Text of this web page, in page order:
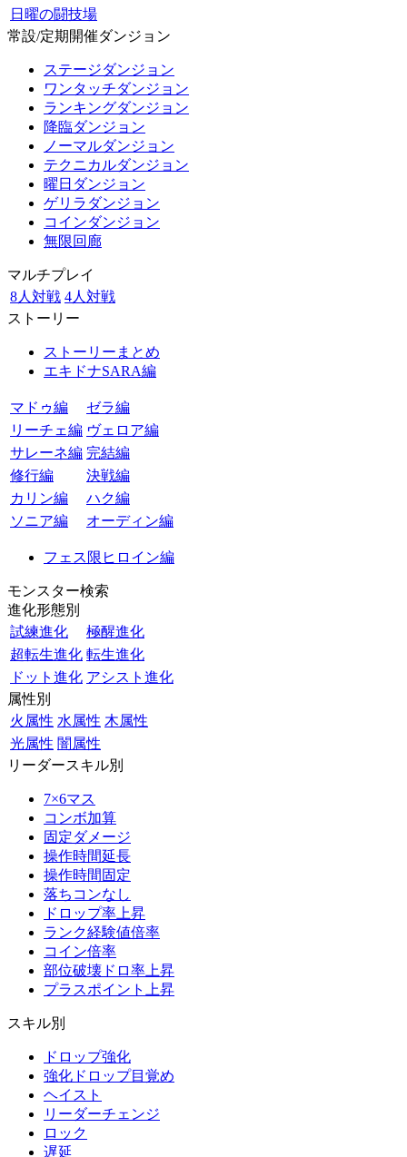
日曜の闘技場
常設/定期開催ダンジョン
ステージダンジョン
ワンタッチダンジョン
ランキングダンジョン
降臨ダンジョン
ノーマルダンジョン
テクニカルダンジョン
曜日ダンジョン
ゲリラダンジョン
コインダンジョン
無限回廊
マルチプレイ
8人対戦 4人対戦
ストーリー
ストーリーまとめ
エキドナSARA編
マドゥ編
ゼラ編
リーチェ編 ヴェロア編
サレーネ編 完結編
修行編
決戦編
カリン編
ハク編
ソニア編
オーディン編
フェス限ヒロイン編
モンスター検索
進化形態別
試練進化
極醒進化
超転生進化 転生進化
ドット進化 アシスト進化
属性別
火属性 水属性 木属性
光属性 闇属性
リーダースキル別
7×6マス
コンボ加算
固定ダメージ
操作時間延長
操作時間固定
落ちコンなし
ドロップ率上昇
ランク経験値倍率
コイン倍率
部位破壊ドロ率上昇
プラスポイント上昇
スキル別
ドロップ強化
強化ドロップ目覚め
ヘイスト
リーダーチェンジ
ロック
遅延